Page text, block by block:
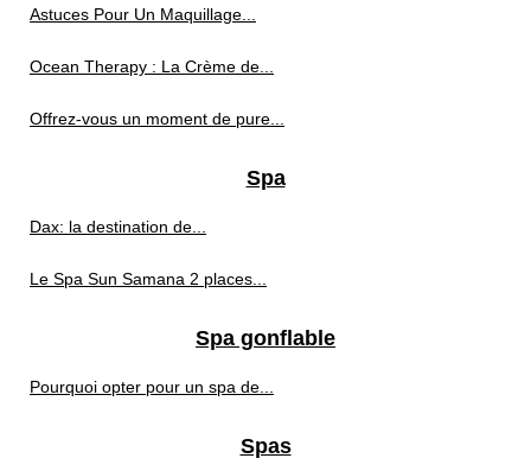
Astuces Pour Un Maquillage...
Ocean Therapy : La Crème de...
Offrez-vous un moment de pure...
Spa
Dax: la destination de...
Le Spa Sun Samana 2 places...
Spa gonflable
Pourquoi opter pour un spa de...
Spas